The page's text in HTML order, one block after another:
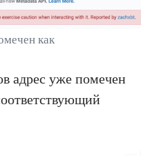
как
адрес уже помечен